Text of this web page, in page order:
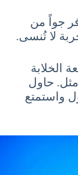
جواً من
لا تُنسى.
الخلابة
حاول
واستمتع